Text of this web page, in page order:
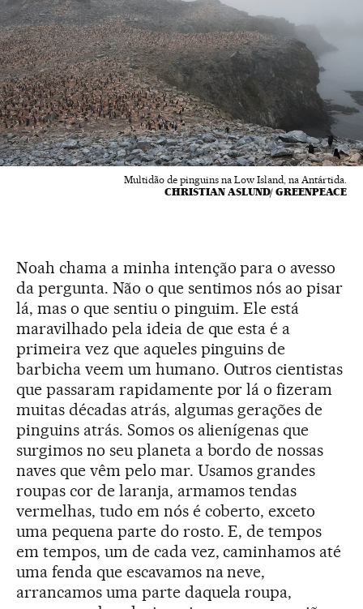
Multidão de pinguins na Low Island, na Antártida.
CHRISTIAN ASLUND/ GREENPEACE
Noah chama a minha intenção para o avesso
da pergunta. Não o que sentimos nós ao pisar
lá, mas o que sentiu o pinguim. Ele está
maravilhado pela ideia de que esta é a
primeira vez que aqueles pinguins de
barbicha veem um humano. Outros cientistas
que passaram rapidamente por lá o fizeram
muitas décadas atrás, algumas gerações de
pinguins atrás. Somos os alienígenas que
surgimos no seu planeta a bordo de nossas
naves que vêm pelo mar. Usamos grandes
roupas cor de laranja, armamos tendas
vermelhas, tudo em nós é coberto, exceto
uma pequena parte do rosto. E, de tempos
em tempos, um de cada vez, caminhamos até
uma fenda que escavamos na neve,
arrancamos uma parte daquela roupa,